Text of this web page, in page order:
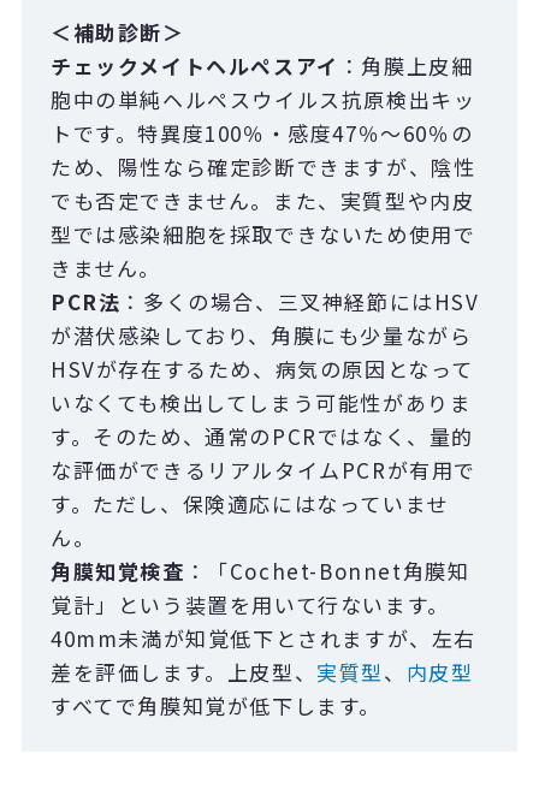
＜補助診断＞
チェックメイトヘルペスアイ ：角膜上皮細
胞中の単純ヘルペスウイルス抗原検出キッ
トです。特異度100％・感度47％～60％の
ため、陽性なら確定診断できますが、陰性
でも否定できません。また、実質型や内皮
型では感染細胞を採取できないため使用で
きません。
PCR法 ：多くの場合、三叉神経節にはHSV
が潜伏感染しており、角膜にも少量ながら
HSVが存在するため、病気の原因となって
いなくても検出してしまう可能性がありま
す。そのため、通常のPCRではなく、量的
な評価ができるリアルタイムPCRが有用で
す。ただし、保険適応にはなっていませ
ん。
角膜知覚検査 ：「Cochet-Bonnet角膜知
覚計」という装置を用いて行ないます。
40mm未満が知覚低下とされますが、左右
差を評価します。上皮型、 実質型、 内皮型
すべてで角膜知覚が低下します。